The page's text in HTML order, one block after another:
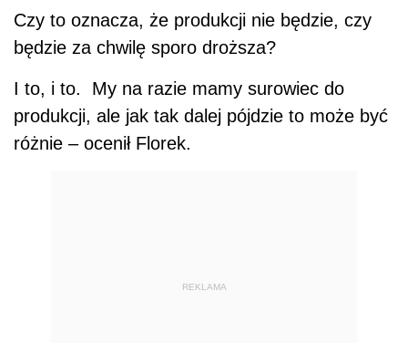
Czy to oznacza, że produkcji nie będzie, czy
będzie za chwilę sporo droższa?
I to, i to. My na razie mamy surowiec do
produkcji, ale jak tak dalej pójdzie to może być
różnie – ocenił Florek.
REKLAMA